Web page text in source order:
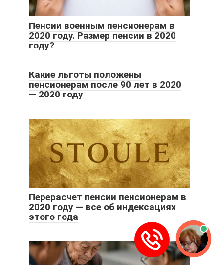
Пенсии военным пенсионерам в
2020 году. Размер пенсии в 2020
году?
Какие льготы положены
пенсионерам после 90 лет в 2020
— 2020 году
Перерасчет пенсии пенсионерам в
2020 году — все об индексациях
этого года